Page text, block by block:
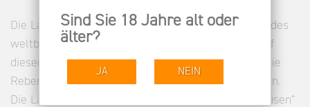
Die Lage Geisenheimer Kläuserweg liegt westlich des
weltberühmten Johannisberger Schlossberges. Auf
dieser lang gestreckten reinen Südlage wachsen die
Reben auf tiefgründigem Lößlehm und Mergelböden.
Die Lage wurde erstmalig bereits 1292 als "Via Clusen"
Sind Sie 18 Jahre alt oder
älter?
JA NEIN